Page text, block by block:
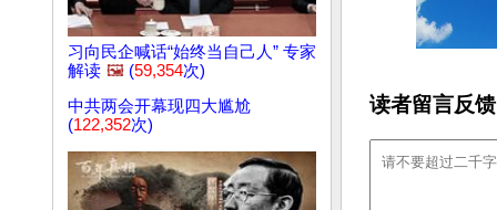
习向民企喊话“始终当自己人” 专家
解读 🖼️ (59,354次)
中共两会开幕现四大尴尬
(122,352次)
读者留言反